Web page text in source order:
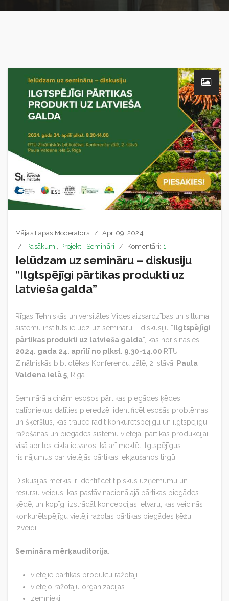
Mājas Lapas Moderators
Apr 09, 2024
Pasākumi Projekti Semināri Komentāri: 1
Ielūdzam uz semināru – diskusiju
“Ilgtspējīgi pārtikas produkti uz
latvieša galda”
Rīgas Tehniskās universitātes Vides aizsardzības un siltuma
sistēmu institūts ielūdz uz semināru – diskusiju “ Ilgtspējīgi
pārtikas produkti uz latvieša galda“, kas norisināsies
2024. gada 24. aprīlī no plkst. 9.30-14.00 RTU
Zinātniskās bibliotēkas Konferenču zālē, 2. stāvā,
Paula
Valdena ielā 5 , Rīgā.
Seminārā aicinām esošos pārtikas piegādes ķēdes
dalībniekus dalīties pieredzē, identificēt esošās problēmas
un šķēršļus, kas traucē radīt konkurētspējīgu un ilgtspējīgu
ražošanas un piegādes sistēmu vietējai pārtikas produkcijai
visā aprites cikla ietvaros, kā arī meklēt ilgtspējīgus
risinājumus par vietējās pārtikas iekļaušanos tirgū.
Diskusijas mērķis ir identificēt tipiskus uzņēmumu un
resursu veidus, kas pastāv nacionālajā pārtikas piegādes
ķēdē, un kopīgi izstrādāt koncepcijas ietvaru, kas veicinās
konkurētspējīgu vietēji ražotas pārtikas piegādes ķēžu
izveidi.
Semināra mērķauditorija:
vietējie pārtikas produktu ražotāji
vietējo ražotāju organizācijas
zemnieki